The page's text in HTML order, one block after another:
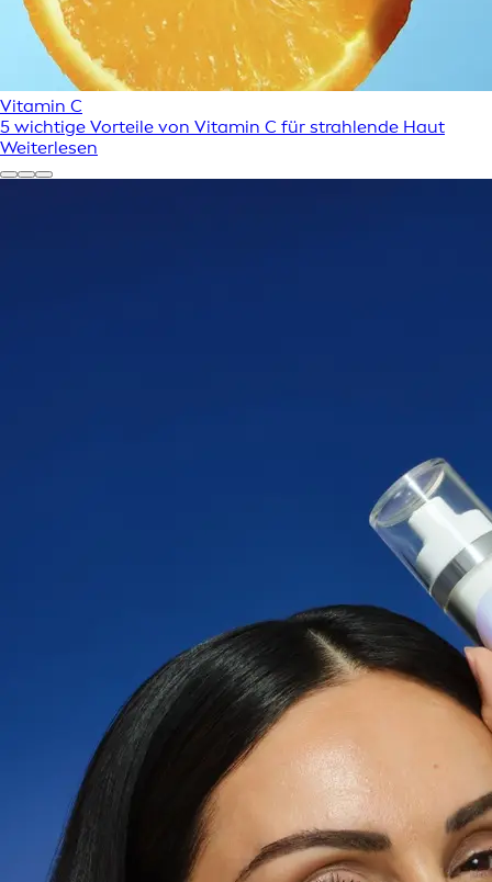
Vitamin C
5 wichtige Vorteile von Vitamin C für strahlende Haut
Weiterlesen